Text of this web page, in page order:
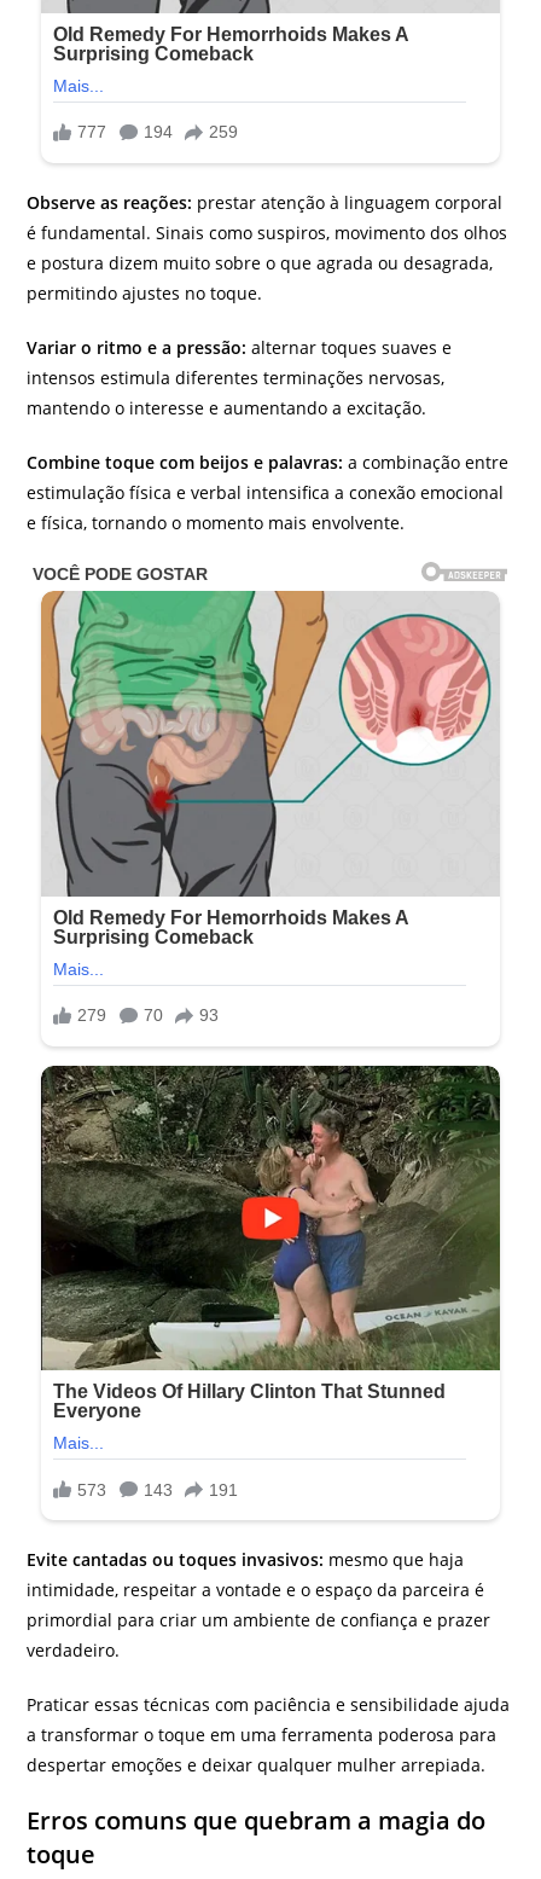
Observe as reações: prestar atenção à linguagem corporal
é fundamental. Sinais como suspiros, movimento dos olhos
e postura dizem muito sobre o que agrada ou desagrada,
permitindo ajustes no toque.
Variar o ritmo e a pressão: alternar toques suaves e
intensos estimula diferentes terminações nervosas,
mantendo o interesse e aumentando a excitação.
Combine toque com beijos e palavras: a combinação entre
estimulação física e verbal intensifica a conexão emocional
e física, tornando o momento mais envolvente.
Evite cantadas ou toques invasivos: mesmo que haja
intimidade, respeitar a vontade e o espaço da parceira é
primordial para criar um ambiente de confiança e prazer
verdadeiro.
Praticar essas técnicas com paciência e sensibilidade ajuda
a transformar o toque em uma ferramenta poderosa para
despertar emoções e deixar qualquer mulher arrepiada.
Erros comuns que quebram a magia do
toque